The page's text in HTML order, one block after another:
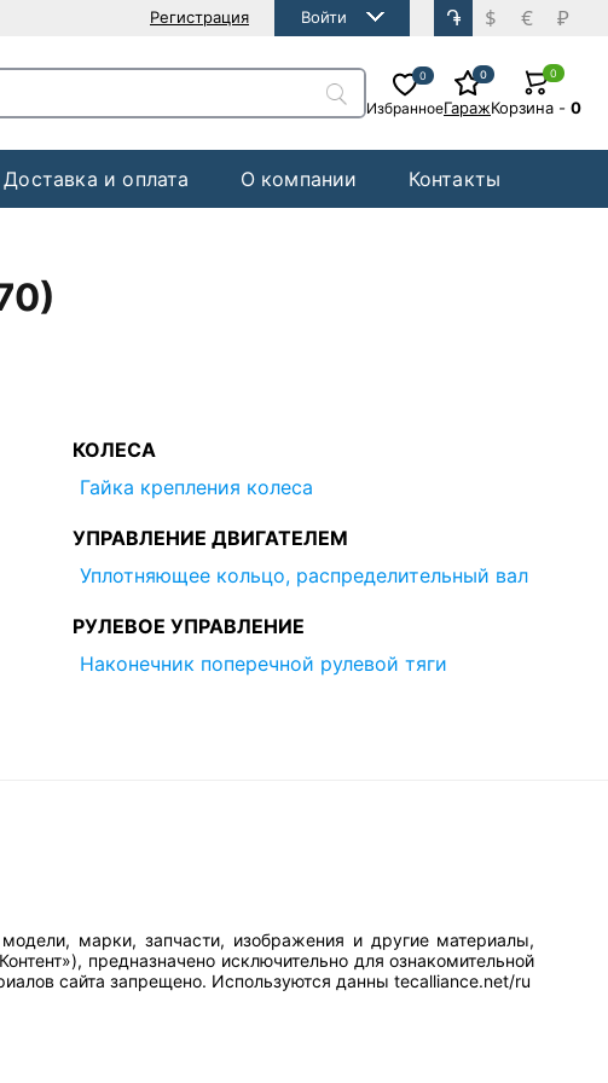
֏ $ € ₽
Регистрация Войти
Избранное
0
Гараж
0
Корзина
0
- 0
Доставка и оплата О компании Контакты
КОЛЕСА
Гайка крепления колеса
УПРАВЛЕНИЕ ДВИГАТЕЛЕМ
Уплотняющее кольцо, распределительный вал
РУЛЕВОЕ УПРАВЛЕНИЕ
Наконечник поперечной рулевой тяги
марки, запчасти, изображения и другие материалы,
предназначено исключительно для ознакомительной
сайта запрещено. Используются данны tecalliance.net/ru